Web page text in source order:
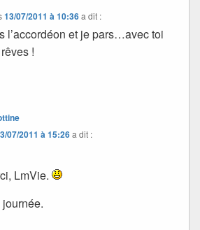
13/07/2011 à 10:36 a dit :
l’accordéon et je pars…avec toi
!
07/2011 à 15:26a dit :
LmVie.